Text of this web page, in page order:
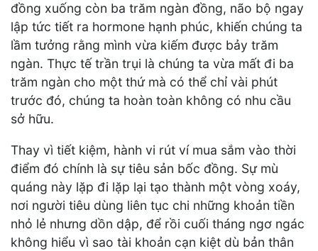
đồng xuống còn ba trăm ngàn đồng, não bộ ngay
lập tức tiết ra hormone hạnh phúc, khiến chúng ta
lầm tưởng rằng mình vừa kiếm được bảy trăm
ngàn. Thực tế trần trụi là chúng ta vừa mất đi ba
trăm ngàn cho một thứ mà có thể chỉ vài phút
trước đó, chúng ta hoàn toàn không có nhu cầu
sở hữu.
Thay vì tiết kiệm, hành vi rút ví mua sắm vào thời
điểm đó chính là sự tiêu sản bốc đồng. Sự mù
quáng này lặp đi lặp lại tạo thành một vòng xoáy,
nơi người tiêu dùng liên tục chi những khoản tiền
nhỏ lẻ nhưng dồn dập, để rồi cuối tháng ngơ ngác
không hiểu vì sao tài khoản cạn kiệt dù bản thân